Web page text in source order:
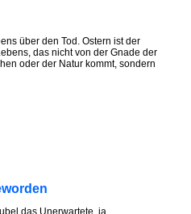
über den Tod. Ostern ist der
das nicht von der Gnade der
oder der Natur kommt, sondern
das Unerwartete, ja